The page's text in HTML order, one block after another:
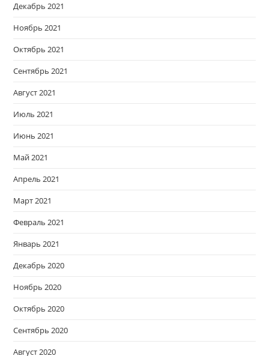
Декабрь 2021
Ноябрь 2021
Октябрь 2021
Сентябрь 2021
Август 2021
Июль 2021
Июнь 2021
Май 2021
Апрель 2021
Март 2021
Февраль 2021
Январь 2021
Декабрь 2020
Ноябрь 2020
Октябрь 2020
Сентябрь 2020
Август 2020